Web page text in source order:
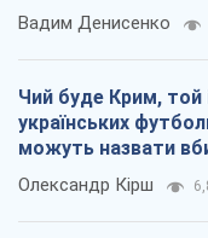
Вадим Денисенко
Чий буде Крим, той
українських
можуть назвати
Олександр Кірш